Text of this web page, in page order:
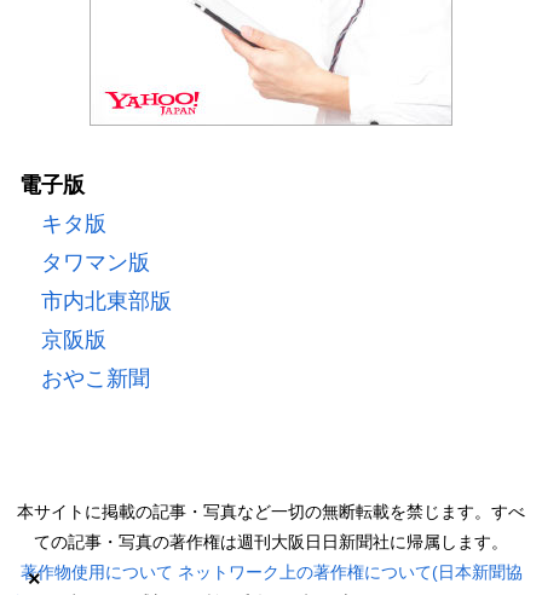
×
電子版
キタ版
タワマン版
市内北東部版
京阪版
おやこ新聞
本サイトに掲載の記事・写真など一切の無断転載を禁じます。すべ
ての記事・写真の著作権は週刊大阪日日新聞社に帰属します。
著作物使用について ネットワーク上の著作権について(日本新聞協